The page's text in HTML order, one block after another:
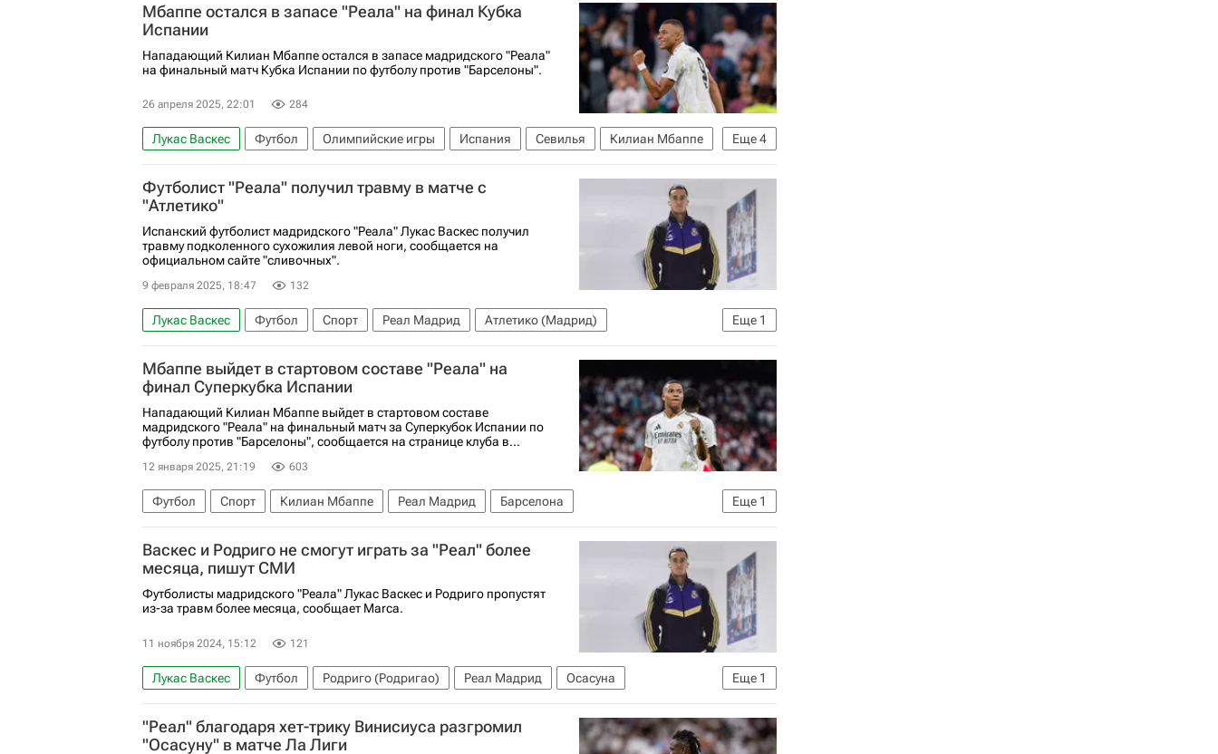
Мбаппе остался в запасе "Реала" на финал Кубка
Испании
Нападающий Килиан Мбаппе остался в запасе мадридского "Реала"
на финальный матч Кубка Испании по футболу против "Барселоны".
26 апреля 2025, 22:01 284
Еще4
Лукас Васкес Футбол Олимпийские игры Испания Севилья
Килиан Мбаппе
Тибо Куртуа
Барселона Реал Мадрид Кубок Испании
Футболист "Реала" получил травму в матче с
"Атлетико"
Испанский футболист мадридского "Реала" Лукас Васкес получил
травму подколенного сухожилия левой ноги, сообщается на
официальном сайте "сливочных".
9 февраля 2025, 18:47 132
Еще 1
Лукас Васкес Футбол Спорт Реал Мадрид
Атлетико (Мадрид)
Чемпионат Испании по футболу
Мбаппе выйдет в стартовом составе "Реала" на
финал Суперкубка Испании
Нападающий Килиан Мбаппе выйдет в стартовом составе
мадридского "Реала" на финальный матч за Суперкубок Испании по
футболу против "Барселоны", сообщается на странице клуба в...
12 января 2025, 21:19 603
Еще 1
Футбол Спорт Килиан Мбаппе Реал Мадрид
Барселона
Суперкубок Испании
Васкес и Родриго не смогут играть за "Реал" более
месяца, пишут СМИ
Футболисты мадридского "Реала" Лукас Васкес и Родриго пропустят
из-за травм более месяца, сообщает Marca.
11 ноября 2024, 15:12 121
Еще 1
Лукас Васкес Футбол Родриго (Родригао) Реал Мадрид
Осасуна
Чемпионат Испании по футболу
"Реал" благодаря хет-трику Винисиуса разгромил
"Осасуну" в матче Ла Лиги